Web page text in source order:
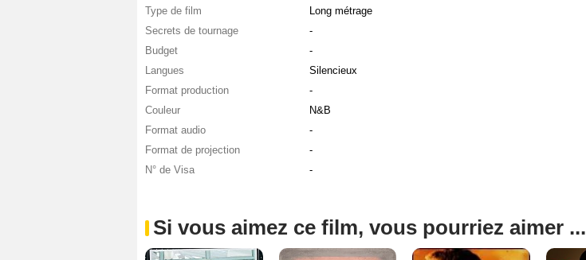
Type de film
Long métrage
Secrets de tournage
-
Budget
-
Langues
Silencieux
Format production
-
Couleur
N&B
Format audio
-
Format de projection
-
N° de Visa
-
Si vous aimez ce film, vous pourriez aimer ...